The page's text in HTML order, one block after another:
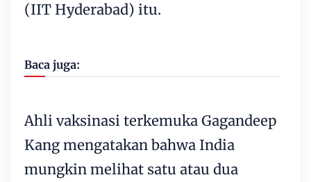
(IIT Hyderabad) itu.
Baca juga:
Ahli vaksinasi terkemuka Gagandeep
Kang mengatakan bahwa India
mungkin melihat satu atau dua